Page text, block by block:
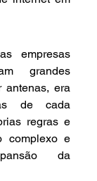
empresas
grandes
antenas, era
de cada
regras e
complexo e
da